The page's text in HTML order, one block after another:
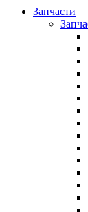
Запчасти